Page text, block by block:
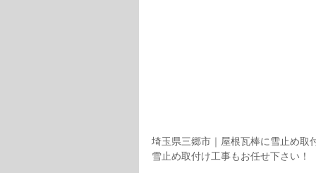
埼玉県三郷市｜屋根瓦棒に雪止め取
雪止め取付け工事もお任せ下さい！